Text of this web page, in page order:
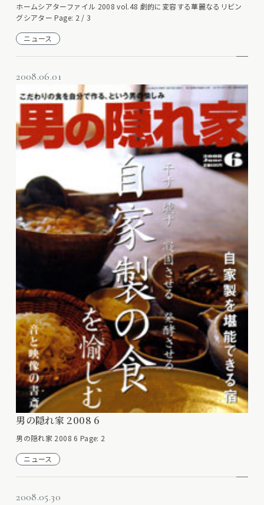
ホームシアターファイル 2008 vol.48 劇的に変容する華麗なるリビン
グシアター Page: 2 / 3
ニュース
2008.06.01
男の隠れ家 2008 6
男の隠れ家 2008 6 Page: 2
ニュース
2008.05.30